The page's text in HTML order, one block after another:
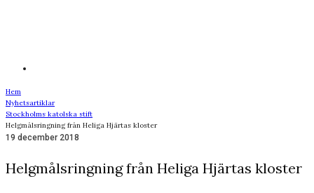
Hem
Nyhetsartiklar
Stockholms katolska stift
Helgmålsringning från Heliga Hjärtas kloster
19 december 2018
Helgmålsringning från Heliga Hjärtas kloster